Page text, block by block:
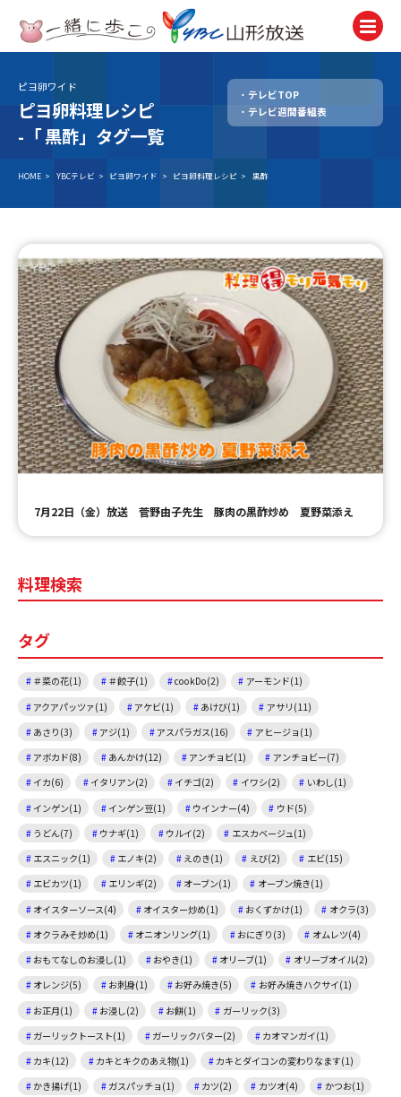
テレビ
TV
ニュース
アナウンサー
Announcer
イベント
Event
試写会・プレゼント
Present
ＹＢＣオンデマンド
ピヨ卵ワイド
ピヨ卵料理レシピ
-「黒酢」タグ一覧
テレビTOP
テレビ週間番組表
HOME > YBCテレビ > ピヨ卵ワイド > ピヨ卵料理レシピ > 黒酢
7月22日（金）放送 菅野由子先生 豚肉の黒酢炒め 夏野菜添え
料理検索
タグ
＃菜の花(1) ＃餃子(1) cookDo(2)
アーモンド(1)
アクアパッツァ(1)
アケビ(1) あけび(1)
アサリ(11)
あさり(3)
アジ(1) アスパラガス(16)
アヒージョ(1)
アボカド(8)
あんかけ(12) アンチョビ(1)
アンチョビー(7)
イカ(6)
イタリアン(2) イチゴ(2) イワシ(2)
いわし(1)
インゲン(1)
インゲン豆(1) ウインナー(4)
ウド(5)
うどん(7)
ウナギ(1) ウルイ(2)
エスカベージュ(1)
エスニック(1)
エノキ(2) えのき(1) えび(2)
エビ(15)
エビカツ(1)
エリンギ(2) オーブン(1)
オーブン焼き(1)
オイスターソース(4)
オイスター炒め(1) おくずかけ(1)
オクラ(3)
オクラみそ炒め(1)
オニオンリング(1) おにぎり(3)
オムレツ(4)
おもてなしのお浸し(1)
おやき(1) オリーブ(1)
オリーブオイル(2)
オレンジ(5)
お刺身(1) お好み焼き(5)
お好み焼きハクサイ(1)
お正月(1)
お浸し(2) お餅(1)
ガーリック(3)
ガーリックトースト(1)
ガーリックバター(2)
カオマンガイ(1)
カキ(12)
カキとキクのあえ物(1)
カキとダイコンの変わりなます(1)
かき揚げ(1)
ガスパッチョ(1) カツ(2) カツオ(4)
かつお(1)